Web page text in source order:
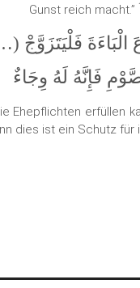
Gunst reich macht.”
‏فَلْيَتَزَوَّجْ
فَإِنَّهُ لَهُ ‏وِجَاءٌ
Ehepflichten erfüllen
dies ist ein Schutz für